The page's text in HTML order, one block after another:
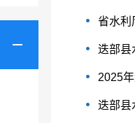
省水利
迭部县
2025
迭部县